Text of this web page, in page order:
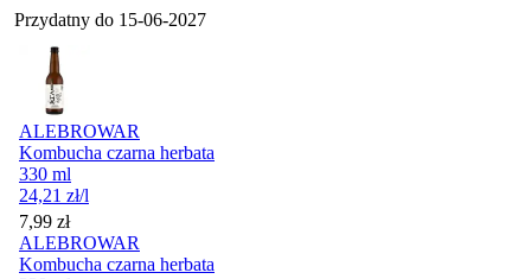
Przydatny do 15-06-2027
ALEBROWAR
Kombucha czarna herbata
330 ml
24,21 zł/l
Cena
7,99 zł
ALEBROWAR
Kombucha czarna herbata